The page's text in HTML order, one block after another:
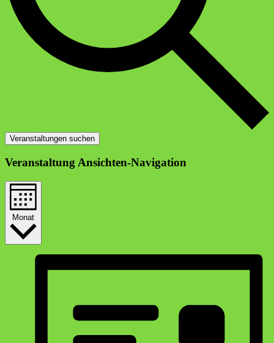
Veranstaltungen suchen
Veranstaltung Ansichten-Navigation
Monat